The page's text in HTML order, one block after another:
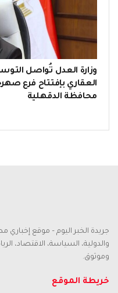
وزارة العدل تُواصل
العقاري بإفتتاح فرع
محافظة الدقهلية
جريدة الخبر اليوم – موقع
والدولية، السياسة، الاقتصاد،
وموثوق.
خريطة الموقع